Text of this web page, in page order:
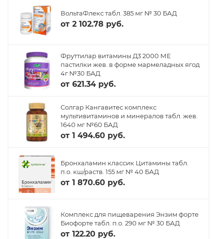
ВольтаФлекс табл. 385 мг № 30 БАД
от 2 102.78 руб.
Фруттилар витамины Д3 2000 МЕ
пастилки жев. в форме мармеладных ягод
4г №30 БАД
от 621.34 руб.
Солгар Кангавитес комплекс
мультивитаминов и минералов табл. жев.
1640 мг №60 БАД
от 1 494.60 руб.
Бронхаламин классик Цитамины табл.
п.о. кш/раств. 155 мг № 40 БАД
от 1 870.60 руб.
Комплекс для пищеварения Энзим форте
Биофорте табл. п.о. 290 мг № 30 БАД
от 122.20 руб.